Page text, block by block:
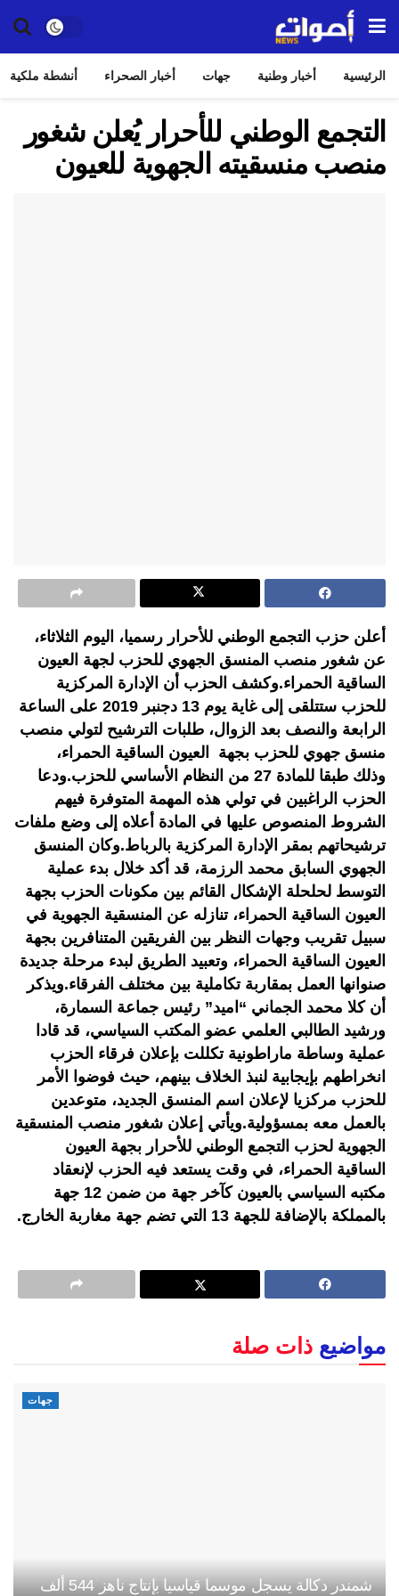
الرئيسية أخبار وطنية جهات أخبار الصحراء أنشطة ملكية
التجمع الوطني للأحرار يُعلن شغور
منصب منسقيته الجهوية للعيون
أعلن حزب التجمع الوطني للأحرار رسميا، اليوم الثلاثاء،
عن شغور منصب المنسق الجهوي للحزب لجهة العيون
الساقية الحمراء.وكشف الحزب أن الإدارة المركزية
للحزب ستتلقى إلى غاية يوم 13 دجنبر 2019 على الساعة
الرابعة والنصف بعد الزوال، طلبات الترشيح لتولي منصب
منسق جهوي للحزب بجهة العيون الساقية الحمراء،
وذلك طبقا للمادة 27 من النظام الأساسي للحزب.ودعا
الحزب الراغبين في تولي هذه المهمة المتوفرة فيهم
الشروط المنصوص عليها في المادة أعلاه إلى وضع ملفات
ترشيحاتهم بمقر الإدارة المركزية بالرباط.وكان المنسق
الجهوي السابق محمد الرزمة، قد أكد خلال بدء عملية
التوسط لحلحلة الإشكال القائم بين مكونات الحزب بجهة
العيون الساقية الحمراء، تنازله عن المنسقية الجهوية في
سبيل تقريب وجهات النظر بين الفريقين المتنافرين بجهة
العيون الساقية الحمراء، وتعبيد الطريق لبدء مرحلة جديدة
صنوانها العمل بمقاربة تكاملية بين مختلف الفرقاء.ويذكر
أن كلا محمد الجماني “اميد” رئيس جماعة السمارة،
ورشيد الطالبي العلمي عضو المكتب السياسي، قد قادا
عملية وساطة ماراطونية تكللت بإعلان فرقاء الحزب
انخراطهم بإيجابية لنبذ الخلاف بينهم، حيث فوضوا الأمر
للحزب مركزيا لإعلان اسم المنسق الجديد، متوعدين
بالعمل معه بمسؤولية.ويأتي إعلان شغور منصب المنسقية
الجهوية لحزب التجمع الوطني للأحرار بجهة العيون
الساقية الحمراء، في وقت يستعد فيه الحزب لإنعقاد
مكتبه السياسي بالعيون كآخر جهة من ضمن 12 جهة
بالمملكة بالإضافة للجهة 13 التي تضم جهة مغاربة الخارج.
مواضيع ذات صلة
جهات
شمندر دكالة يسجل موسما قياسيا بإنتاج ناهز 544 ألف